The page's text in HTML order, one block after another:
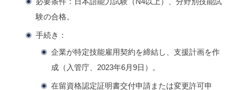
験の合格。
手続き：
企業が特定技能雇用契約を締結し、支援計画を作
成（入管庁、2023年6月9日）。
在留資格認定証明書交付申請または変更許可申